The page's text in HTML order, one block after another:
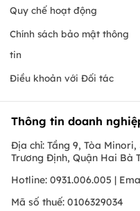
Quy chế hoạt động
Chính sách bảo mật thông
tin
Điều khoản với Đối tác
Thông tin doanh
Địa chỉ: Tầng 9, Tòa
Trương Định, Quận Hai Bà
Hotline: 0931.006.005 |
Mã số thuế: 0106329034